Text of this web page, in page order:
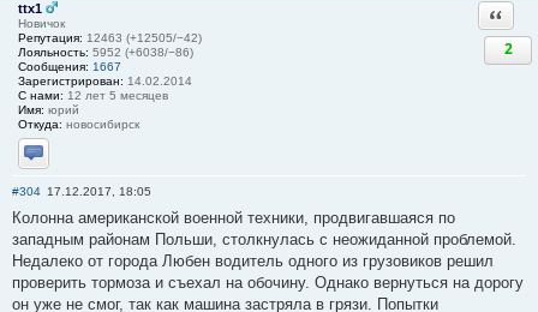
ttx1
Новичок
Репутация: 12463 (+12505/−42)
Лояльность: 5952 (+6038/−86)
Сообщения: 1667
Зарегистрирован: 14.02.2014
С нами: 12 лет 5 месяцев
Имя: юрий
Откуда: новосибирск
Отправить личное сообщение
2
#304 17.12.2017, 18:05
Колонна американской военной техники, продвигавшаяся по
западным районам Польши, столкнулась с неожиданной проблемой.
Недалеко от города Любен водитель одного из грузовиков решил
проверить тормоза и съехал на обочину. Однако вернуться на дорогу
он уже не смог, так как машина застряла в грязи. Попытки